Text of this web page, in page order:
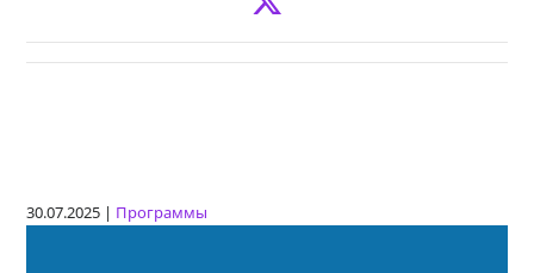
30.07.2025 | Программы